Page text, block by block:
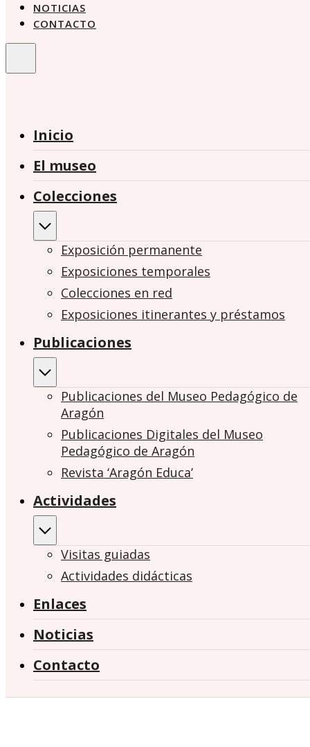
NOTICIAS
CONTACTO
Inicio
El museo
Colecciones
Exposición permanente
Exposiciones temporales
Colecciones en red
Exposiciones itinerantes y préstamos
Publicaciones
Publicaciones del Museo Pedagógico de
Aragón
Publicaciones Digitales del Museo
Pedagógico de Aragón
Revista ‘Aragón Educa’
Actividades
Visitas guiadas
Actividades didácticas
Enlaces
Noticias
Contacto